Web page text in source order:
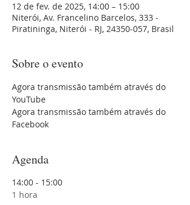
12 de fev. de 2025, 14:00 – 15:00
Niterói, Av. Francelino Barcelos, 333 -
Piratininga, Niterói - RJ, 24350-057, Brasil
Sobre o evento
Agora transmissão também através do
YouTube
Agora transmissão também através do
Facebook
Agenda
14:00 - 15:00
1 hora